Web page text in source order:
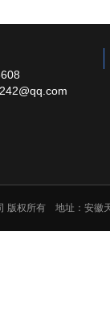
版权所有 地址：安